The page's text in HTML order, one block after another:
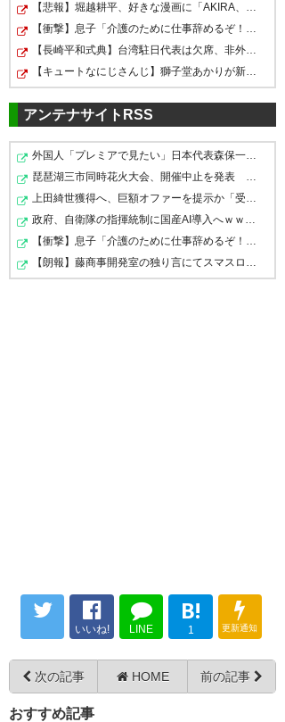
【悲報】堀越耕平、好きな漫画に「AKIRA、ヒストリエ、…
【衝撃】息子「介護のために仕事辞めるぞ！！」→結果・・…
【長崎平和式典】台湾駐日代表は欠席、非外交団扱いに抗…
【キュートなにじさんじ】獅子堂あかりが新衣装で魅せる…
アンテナサイトRSS
外国人「プレミアで見たい」日本代表森保一監督、退任後…
琵琶湖三市同時花火大会、開催中止を発表 場所時刻不明…
上田綺世獲得へ、巨額オファーを提示か「受け取った」 …
政府、自衛隊の指揮統制に国産AI導入へｗｗｗ「新しい戦…
【衝撃】息子「介護のために仕事辞めるぞ！！」→結果・・…
【朗報】藤商事開発室の独り言にてスマスロ禁書目録2の「…
いいね! LINE
B!
1 更新通知
次の記事 HOME 前の記事
おすすめ記事